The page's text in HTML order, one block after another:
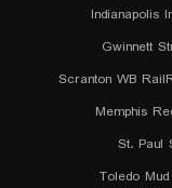
Indianapolis
Gwinnett
Scranton WB
Memphis
St. Paul
Toledo